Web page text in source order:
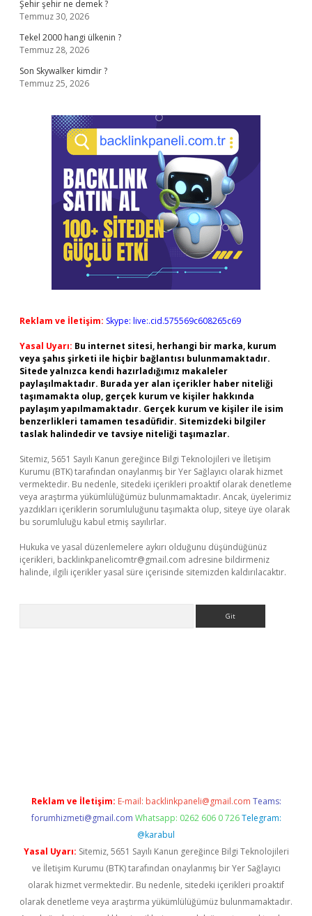
Şehir şehir ne demek ?
Temmuz 30, 2026
Tekel 2000 hangi ülkenin ?
Temmuz 28, 2026
Son Skywalker kimdir ?
Temmuz 25, 2026
Reklam ve İletişim: Skype: live:.cid.575569c608265c69
Yasal Uyarı: Bu internet sitesi, herhangi bir marka, kurum
veya şahıs şirketi ile hiçbir bağlantısı bulunmamaktadır.
Sitede yalnızca kendi hazırladığımız makaleler
paylaşılmaktadır. Burada yer alan içerikler haber niteliği
taşımamakta olup, gerçek kurum ve kişiler hakkında
paylaşım yapılmamaktadır. Gerçek kurum ve kişiler ile isim
benzerlikleri tamamen tesadüfidir. Sitemizdeki bilgiler
taslak halindedir ve tavsiye niteliği taşımazlar.
Sitemiz, 5651 Sayılı Kanun gereğince Bilgi Teknolojileri ve İletişim
Kurumu (BTK) tarafından onaylanmış bir Yer Sağlayıcı olarak hizmet
vermektedir. Bu nedenle, sitedeki içerikleri proaktif olarak denetleme
veya araştırma yükümlülüğümüz bulunmamaktadır. Ancak, üyelerimiz
yazdıkları içeriklerin sorumluluğunu taşımakta olup, siteye üye olarak
bu sorumluluğu kabul etmiş sayılırlar.
Hukuka ve yasal düzenlemelere aykırı olduğunu düşündüğünüz
içerikleri, backlinkpanelicomtr@gmail.com adresine bildirmeniz
halinde, ilgili içerikler yasal süre içerisinde sitemizden kaldırılacaktır.
Reklam ve İletişim: E-mail: backlinkpaneli@gmail.com Teams:
forumhizmeti@gmail.com Whatsapp: 0262 606 0 726 Telegram:
@karabul
Yasal Uyarı: Sitemiz, 5651 Sayılı Kanun gereğince Bilgi Teknolojileri
ve İletişim Kurumu (BTK) tarafından onaylanmış bir Yer Sağlayıcı
olarak hizmet vermektedir. Bu nedenle, sitedeki içerikleri proaktif
olarak denetleme veya araştırma yükümlülüğümüz bulunmamaktadır.